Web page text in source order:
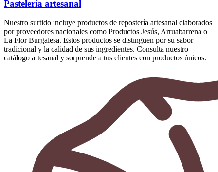
Pastelería artesanal
Nuestro surtido incluye productos de repostería artesanal elaborados
por proveedores nacionales como Productos Jesús, Arruabarrena o
La Flor Burgalesa. Estos productos se distinguen por su sabor
tradicional y la calidad de sus ingredientes. Consulta nuestro
catálogo artesanal y sorprende a tus clientes con productos únicos.